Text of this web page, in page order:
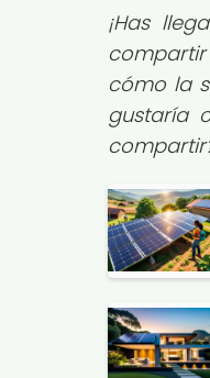
¡Has
cómo la
gustaría